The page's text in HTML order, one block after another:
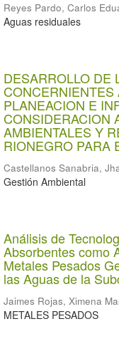
Reyes Pardo, Carlos
Aguas residuales
DESARROLLO DE
CONCERNIENTES
PLANEACION E
CONSIDERACION
AMBIENTALES Y
RIONEGRO PARA
Castellanos Sanabria,
Gestión Ambiental
Análisis de
Absorbentes como
Metales Pesados
las Aguas de la
Jaimes Rojas, Ximena
METALES PESADOS